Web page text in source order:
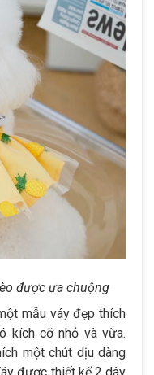
được ưa chuộng
mẫu váy đẹp thích
kích cỡ nhỏ và vừa.
một chút dịu dàng